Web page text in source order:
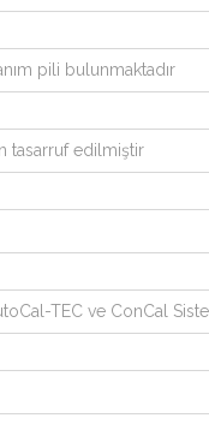
pili bulunmaktadır
tasarruf edilmiştir
TEC ve ConCal